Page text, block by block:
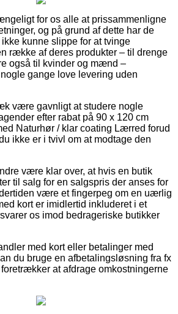
for os alle at prissammenligne
og på grund af dette har de
kunne slippe for at tvinge
række af deres produkter – til drenge
også til kvinder og mænd –
gange love levering uden
være gavnligt at studere nogle
efter rabat på 90 x 120 cm
Naturhør / klar coating Lærred forud
ikke er i tvivl om at modtage den
være klar over, at hvis en butik
til salg for en salgspris der anses for
være et fingerpeg om en uærlig
kort er imidlertid inkluderet i et
os imod bedrageriske butikker
med kort eller betalinger med
du bruge en afbetalingsløsning fra fx
at afdrage omkostningerne